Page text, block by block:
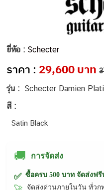
ยี่ห้อ : Schecter
ราคา : 29,600 บาท
รุ่น : Schecter Damien
สี :
Satin Black
🚚 การจัดส่ง
✅ ซื้อครบ 500 บาท จัดส่งฟรี
จัดส่งด่วนภายในวัน ทั่ว